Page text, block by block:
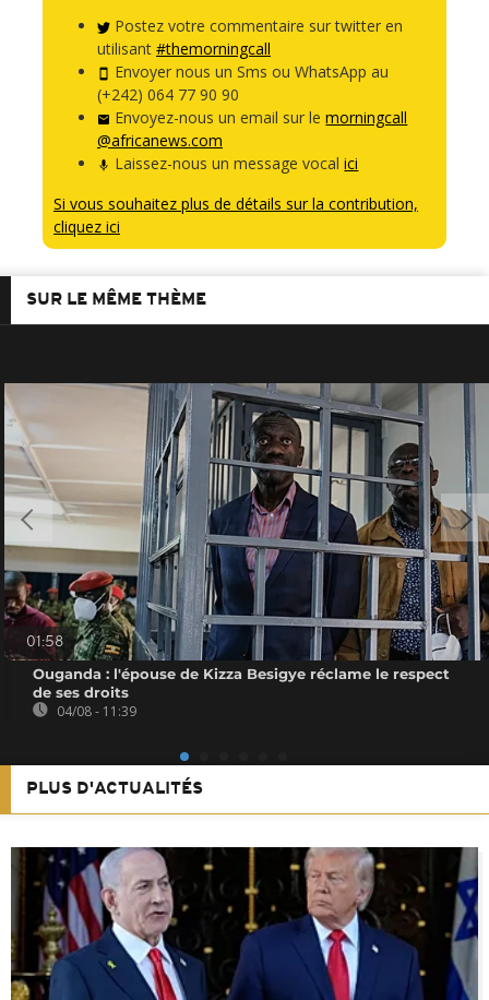
Postez votre commentaire sur twitter en
utilisant #themorningcall
Envoyer nous un Sms ou WhatsApp au
(+242) 064 77 90 90
Envoyez-nous un email sur lemorningcall
@africanews.com
Laissez-nous un message vocalici
Si vous souhaitez plus de détails sur la contribution,
cliquez ici
SUR LE MÊME THÈME
01:58
Ouganda : l'épouse de Kizza Besigye réclame le respect
de ses droits
04/08 - 11:39
PLUS D'ACTUALITÉS